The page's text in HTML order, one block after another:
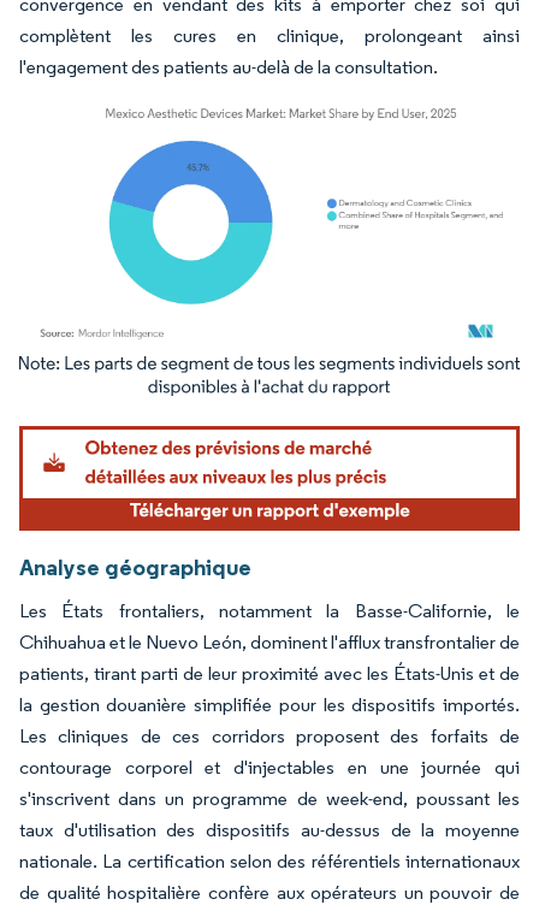
complètent les cures en clinique, prolongeant ainsi
l'engagement des patients au-delà de la consultation.
Image © Mordor Intelligence. La réutilisation nécessite une attribution sous CC BY
Analyse géographique
Les États frontaliers, notamment la Basse-Californie, le
Chihuahua et le Nuevo León, dominent l'afflux transfrontalier de
patients, tirant parti de leur proximité avec les États-Unis et de
la gestion douanière simplifiée pour les dispositifs importés.
Les cliniques de ces corridors proposent des forfaits de
contourage corporel et d'injectables en une journée qui
s'inscrivent dans un programme de week-end, poussant les
taux d'utilisation des dispositifs au-dessus de la moyenne
nationale. La certification selon des référentiels internationaux
de qualité hospitalière confère aux opérateurs un pouvoir de